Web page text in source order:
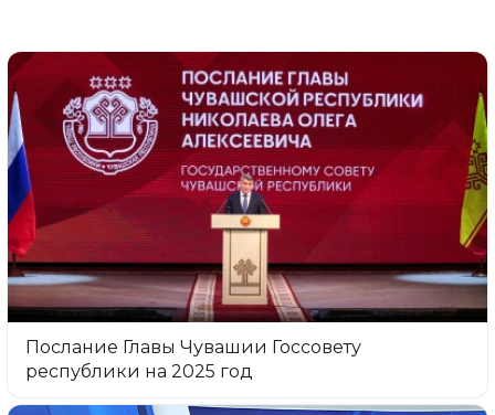
Послание Главы Чувашии Госсовету
республики на 2025 год